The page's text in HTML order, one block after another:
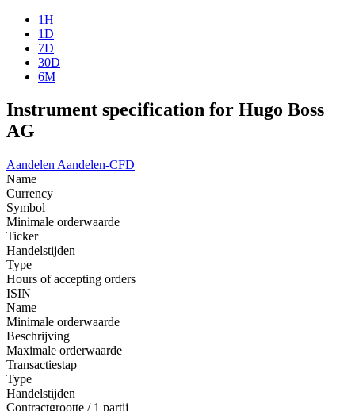
1H
1D
7D
30D
6M
Instrument specification for Hugo Boss
AG
Aandelen Aandelen-CFD
Name
Currency
Symbol
Minimale orderwaarde
Ticker
Handelstijden
Type
Hours of accepting orders
ISIN
Name
Minimale orderwaarde
Beschrijving
Maximale orderwaarde
Transactiestap
Type
Handelstijden
Contractgrootte / 1 partij